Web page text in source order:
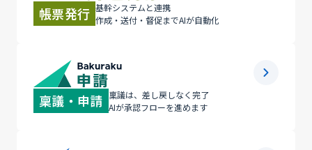
帳票発行 基幹システムと連携
作成・送付・督促までAIが自動化
稟議・申請 稟議は、差し戻しなく完了
AIが承認フローを進めます